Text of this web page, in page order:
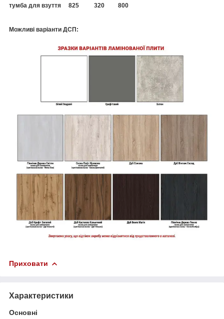
тумба для взуття 825 320 800
Можливі варіанти ДСП:
Приховати
Характеристики
Основні